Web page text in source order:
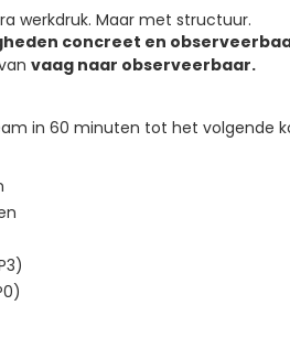
werkdruk. Maar met structuur.
concreet en
vaag naar observeerbaar.
in 60 minuten tot het volgende